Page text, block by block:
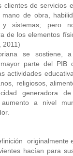
clientes de servicios
de obra,
y sistemas; pero
de los elementos
2011)
se sostiene,
parte del PIB
actividades
religiosos,
generadora
a nivel
originalmente
hacían para